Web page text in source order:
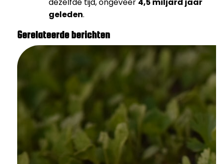
dezelfde tijd, ongeveer 4,5 miljard jaar
geleden.
Gerelateerde berichten